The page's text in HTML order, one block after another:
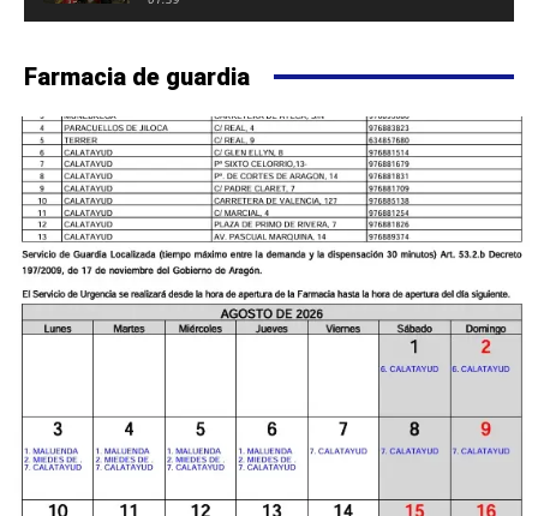
Farmacia de guardia